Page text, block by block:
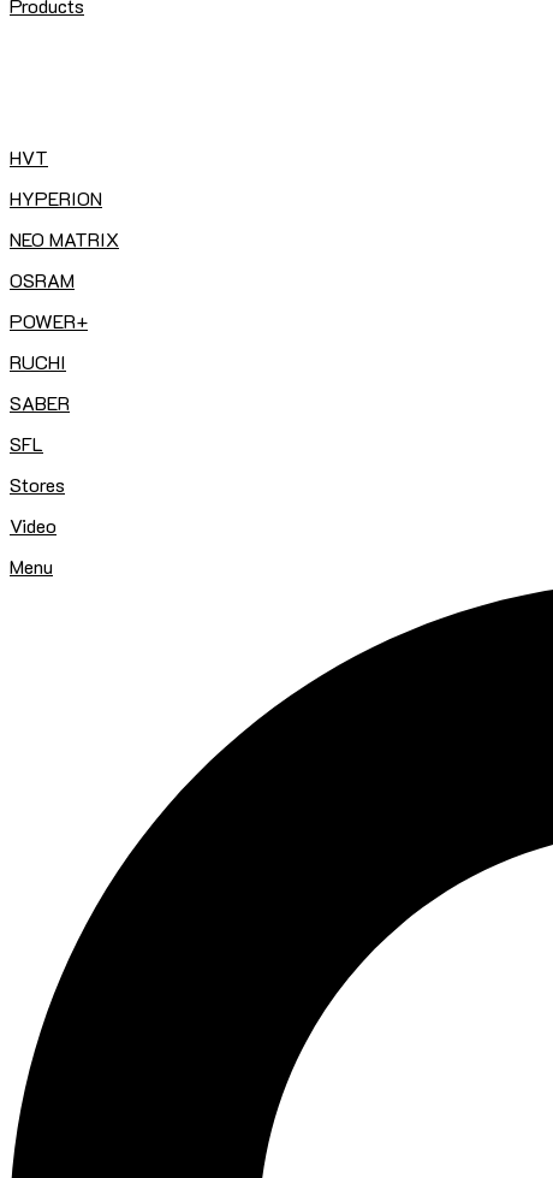
Products
HVT
HYPERION
NEO MATRIX
OSRAM
POWER+
RUCHI
SABER
SFL
Stores
Video
Menu